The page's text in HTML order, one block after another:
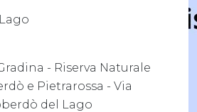
- Riserva Naturale
e Pietrarossa - Via
del Lago